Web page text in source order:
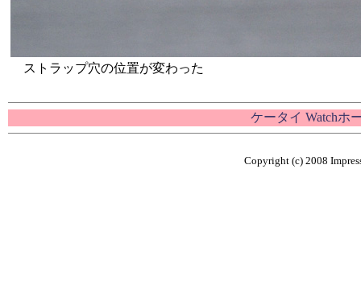
ストラップ穴の位置が変わった
ケータイ Watchホ
Copyright (c) 2008